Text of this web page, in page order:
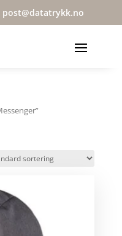
post@datatrykk.no